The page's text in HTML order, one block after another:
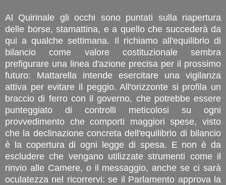
Al Quirinale gli occhi sono puntati sulla riapertura
delle borse, stamattina, e a quello che succederà da
qui a qualche settimana. Il richiamo all'equilibrio di
bilancio come valore costituzionale sembra
prefigurare una linea d'azione precisa per il prossimo
futuro: Mattarella intende esercitare una vigilanza
attiva per evitare il peggio. All'orizzonte si profila un
braccio di ferro con il governo, che potrebbe essere
punteggiato di controlli meticolosi su ogni
provvedimento che comporti maggiori spese, visto
che la declinazione concreta dell'equilibrio di bilancio
è la copertura di ogni legge di spesa. E non è da
escludere che vengano utilizzate strumenti come il
rinvio alle Camere, o il messaggio, anche se ci sarà
oculatezza nel ricorrervi: se il Parlamento approva la